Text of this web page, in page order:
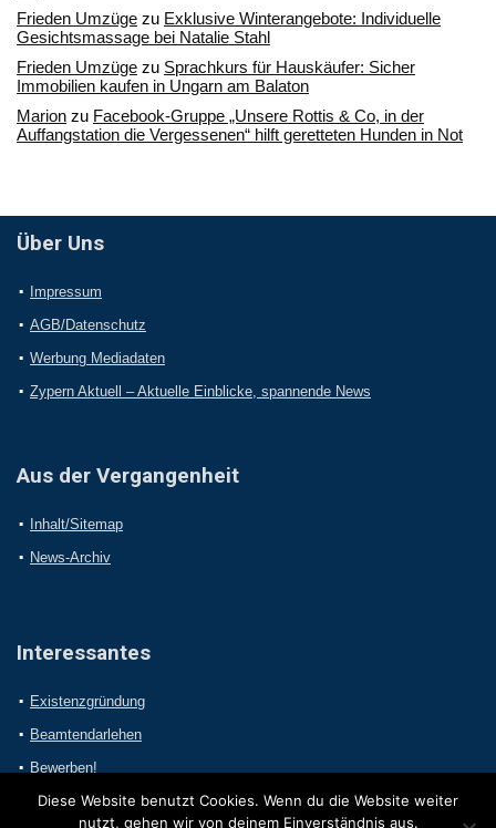
Frieden Umzüge zu Exklusive Winterangebote: Individuelle
Gesichtsmassage bei Natalie Stahl
Frieden Umzüge zu Sprachkurs für Hauskäufer: Sicher
Immobilien kaufen in Ungarn am Balaton
Marion zu Facebook-Gruppe „Unsere Rottis & Co, in der
Auffangstation die Vergessenen“ hilft geretteten Hunden in Not
Über Uns
Impressum
AGB/Datenschutz
Werbung Mediadaten
Zypern Aktuell – Aktuelle Einblicke, spannende News
Aus der Vergangenheit
Inhalt/Sitemap
News-Archiv
Interessantes
Existenzgründung
Beamtendarlehen
Bewerben!
Diese Website benutzt Cookies. Wenn du die Website weiter
nutzt, gehen wir von deinem Einverständnis aus.